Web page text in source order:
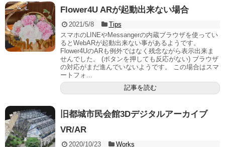
Flower4U ARが起動出来ない場合
2021/5/8
Tips
スマホのLINEやMessangerの内蔵ブラウザを使ってい
るとWebARが起動出来ない事があるようです。
Flower4UのARも例外ではなく残念ながら表示出来ま
せんでした。 (ボタンを押しても反応がない) ブラウザ
の対応がまだ進んでいないようです。 この場合はスマ
ートフォ...
記事を読む
旧都城市民会館3Dデジタルアーカイブ
VR/AR
2020/10/23
Works